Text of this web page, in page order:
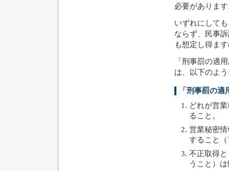
必要がありま
いずれにして
ならず、民事
も想定し得ま
「刑事罰の適
は、以下のよ
「刑事罰の
どれが営
ること。
営業秘密
すること
不正取得
うこと）